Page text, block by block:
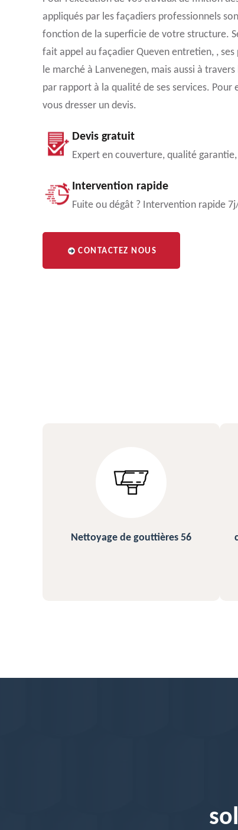
appliqués par les façadiers professionnels
fonction de la superficie de votre structure.
fait appel au façadier Queven entretien, ,
le marché à Lanvenegen, mais aussi à
par rapport à la qualité de ses services.
vous dresser un devis.
Devis gratuit
Expert en couverture, qualité
Intervention rapide
Fuite ou dégât ? Intervention rapide
CONTACTEZ NOUS
changement et pose de gouttière